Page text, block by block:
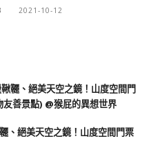
2021-10-12
、絕美天空之鏡！山度空間門票